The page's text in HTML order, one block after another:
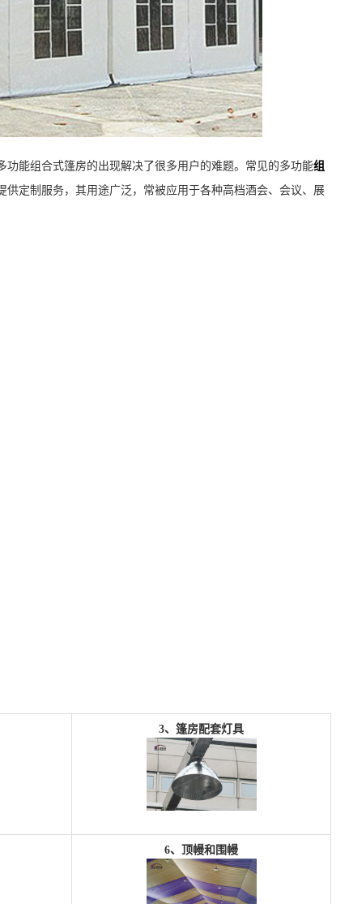
能组合式篷房的出现解决了很多用户的难题。常见的多功能组
定制服务，其用途广泛，常被应用于各种高档酒会、会议、展
3、篷房配套灯具
6、 顶幔和围幔